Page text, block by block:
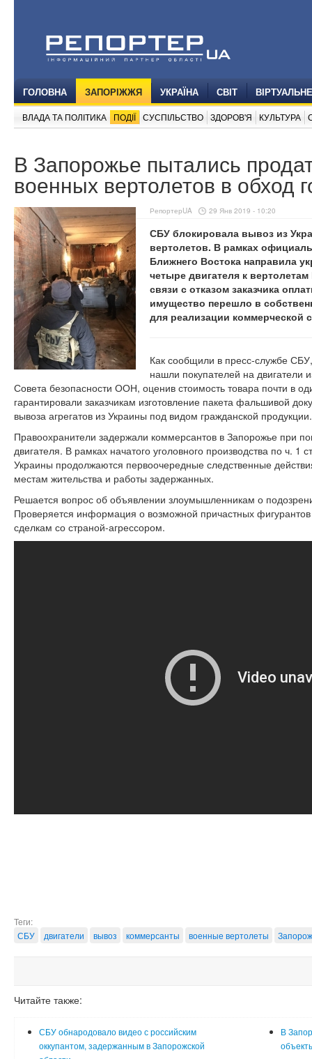
ГОЛОВНА ЗАПОРІЖЖЯ УКРАЇНА СВІТ
ВЛАДА ТА ПОЛІТИКА ПОДІЇ СУСПІЛЬСТВО ЗДОРОВ'Я КУЛЬТУРА
В Запорожье пытались
военных вертолетов в обход
РепортерUA 29 Янв 2019 - 10:20
СБУ блокировала вывоз из
вертолетов. В рамках
Ближнего Востока направила
четыре двигателя к
связи с отказом заказчика
имущество перешло в
для реализации коммерческой
Как сообщили в пресс-службе
нашли покупателей на двигатели
Совета безопасности ООН, оценив стоимость товара почти в
гарантировали заказчикам изготовление пакета фальшивой
вывоза агрегатов из Украины под видом гражданской продукции.
Правоохранители задержали коммерсантов в Запорожье при
двигателя. В рамках начатого уголовного производства по ч. 1
Украины продолжаются первоочередные следственные
местам жительства и работы задержанных.
Решается вопрос об объявлении злоумышленникам о
Проверяется информация о возможной причастных
сделкам со страной-агрессором.
Теги:
СБУ
двигатели вывоз коммерсанты военные вертолеты
Читайте также:
СБУ обнародовало видео с российским
оккупантом, задержанным в Запорожской
В